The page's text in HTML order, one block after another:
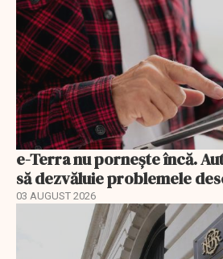
e-Terra nu pornește încă.
să dezvăluie problemele
03 AUGUST 2026